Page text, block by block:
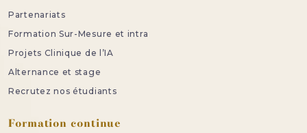
Partenariats
Formation Sur-Mesure et intra
Projets Clinique de l’IA
Alternance et stage
Recrutez nos étudiants
Formation continue